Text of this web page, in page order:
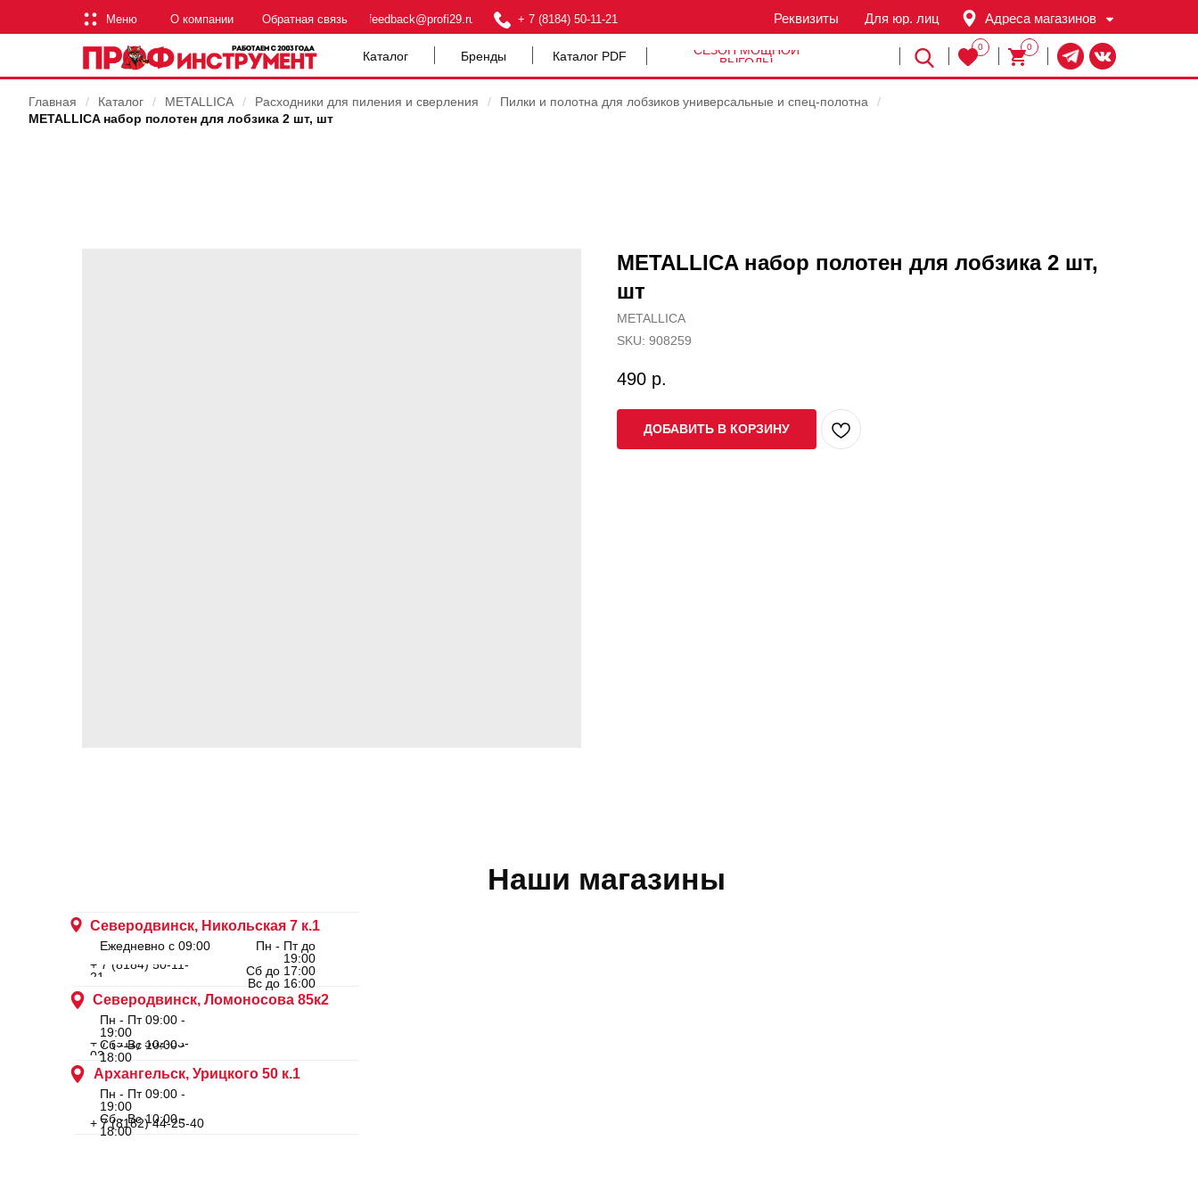
Меню + 7 (8184) 50-11-21
Обратная связь feedback@profi29.ru Для юр. лиц
Реквизиты
О компании
Каталог
Адреса магазинов
0
0
Бренды Каталог PDF
СЕЗОН МОЩНОЙ
ВЫГОДЫ
Главная / Каталог / METALLICA / Расходники для пиления и сверления / Пилки и полотна для лобзиков универсальные и спец-полотна
/
METALLICA набор полотен для лобзика 2 шт, шт
METALLICA набор полотен для лобзика 2 шт,
шт
METALLICA
SKU: 908259
490 р.
ДОБАВИТЬ В КОРЗИНУ
Наши магазины
Архангельск, Урицкого 50 к.1
Северодвинск, Ломоносова 85к2
Северодвинск, Никольская 7 к.1
Ежедневно с 09:00
Пн - Пт до
19:00
Сб до 17:00
Вс до 16:00
Пн - Пт 09:00 -
19:00
Сб - Вс 10:00 -
18:00
Пн - Пт 09:00 -
19:00
Сб - Вс 10:00 -
18:00
+ 7 (8184) 50-11-
21
+ 7 (911) 562-83-
03
+ 7 (8182) 44-25-40